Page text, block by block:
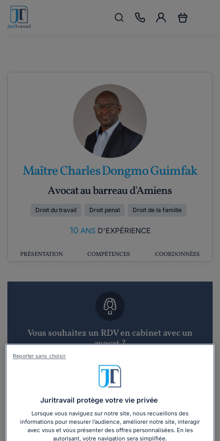
Maître Charles Dongmo Guimfak
Avocat au barreau d'Amiens
Droit du travail Droit pénal Droit de la famille
10 ANS D'EXPÉRIENCE
PRÉSENTATION COMPÉTENCES COORDONNÉES
Vous souhaitez un RDV en cabinet avec un
avocat ?
Recevoir des devis d'avocats
Juritravail protège votre vie privée
Lorsque vous naviguez sur notre site, nous recueillons des
informations pour mesurer l’audience, améliorer notre site, interagir
avec vous et vous présenter des offres personnalisées. En les
autorisant, votre navigation sera simplifiée.
Reporter sans choisir